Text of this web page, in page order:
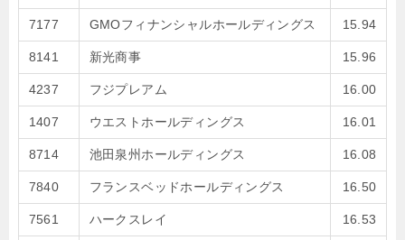
7177 GMOフィナンシャルホールディングス 15.94
8141 新光商事 15.96
4237 フジプレアム 16.00
1407 ウエストホールディングス 16.01
8714 池田泉州ホールディングス 16.08
7840 フランスベッドホールディングス 16.50
7561 ハークスレイ 16.53